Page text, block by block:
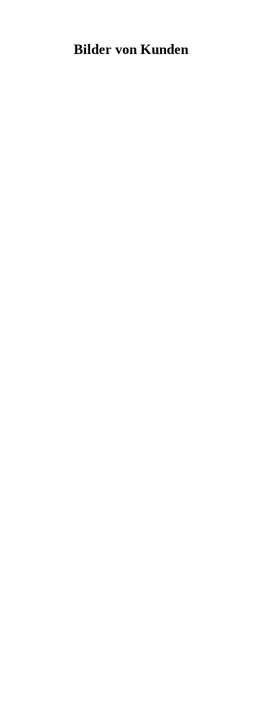
Bilder von Kunden